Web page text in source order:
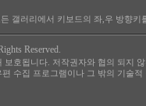
갤러리에서 키보드의 좌,우 방향키
Reserved.
보호됩니다. 저작권자와 협의 되지
수집 프로그램이나 그 밖의 기술